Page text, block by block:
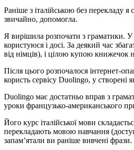
Раніше з італійською без перекладу
звичайно, допомогла.
Я вирішила розпочати з граматики. У
користуюся і досі. За деякий час
від німців), і цілою купою книжечок
Після цього розпочалося інтернет-
користь сервісу Duolingo, у
Duolingo має достатньо вправ з
уроки французько-американського
Його курс італійської мови
перекладають мовою навчання
запам’ятали ви раніше вивчені фрази.